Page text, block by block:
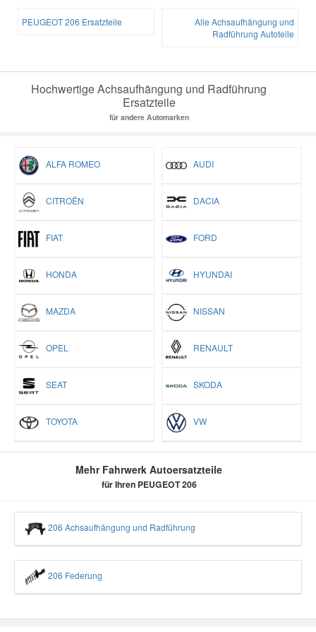
PEUGEOT 206 Ersatzteile
Alle Achsaufhängung und
Radführung Autoteile
Hochwertige Achsaufhängung und Radführung
Ersatzteile
für andere Automarken
ALFA ROMEO AUDI
CITROËN DACIA
FIAT FORD
HONDA HYUNDAI
MAZDA NISSAN
OPEL RENAULT
SEAT SKODA
TOYOTA VW
Mehr Fahrwerk Autoersatzteile
für Ihren PEUGEOT 206
206 Achsaufhängung und Radführung
206 Federung